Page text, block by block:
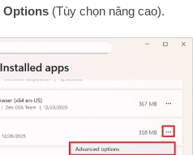
Options (Tùy chọn nâng cao).